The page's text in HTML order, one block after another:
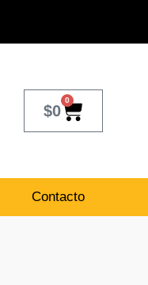
$0
0
Contacto